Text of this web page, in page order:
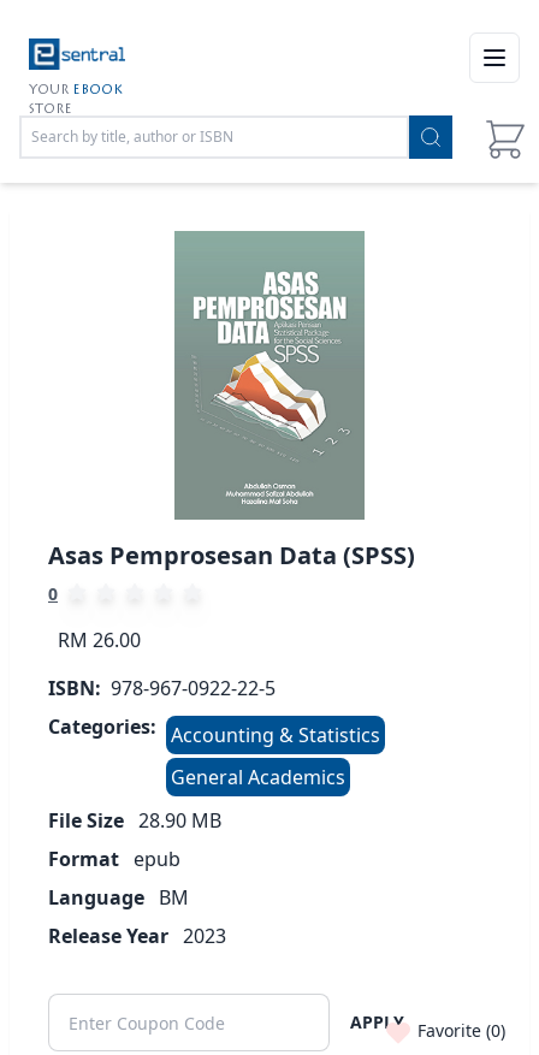
YOUR EBOOK
STORE
Asas Pemprosesan Data (SPSS)
0
RM 26.00
ISBN: 978-967-0922-22-5
Categories: Accounting & Statistics
General Academics
File Size 28.90 MB
Format epub
Language BM
Release Year 2023
APPLY Favorite (0)